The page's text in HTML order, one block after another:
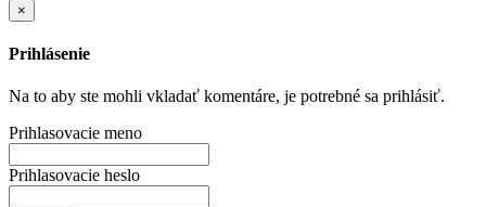
×
Prihlásenie
Na to aby ste mohli vkladať komentáre, je potrebné sa prihlásiť.
Prihlasovacie meno
Prihlasovacie heslo